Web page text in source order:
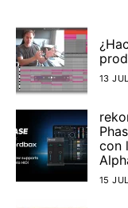
13
con
15